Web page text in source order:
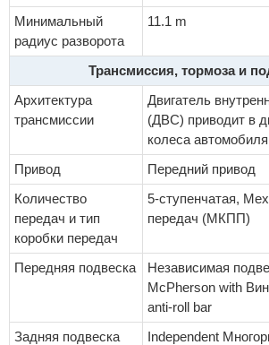
Минимальный
радиус разворота
11.1 m
Трансмиссия, тормоза и
Архитектура
трансмиссии
Двигатель
(ДВС) приводит в
колеса
Привод
Передний привод
Количество
передач и тип
коробки передач
5-ступенчатая,
передач (МКПП)
Передняя подвеска
Независимая
McPherson with
anti-roll bar
Задняя подвеска
Independent